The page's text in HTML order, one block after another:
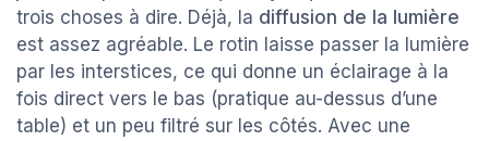
trois choses à dire. Déjà, la diffusion de la lumière
est assez agréable. Le rotin laisse passer la lumière
par les interstices, ce qui donne un éclairage à la
fois direct vers le bas (pratique au-dessus d’une
table) et un peu filtré sur les côtés. Avec une